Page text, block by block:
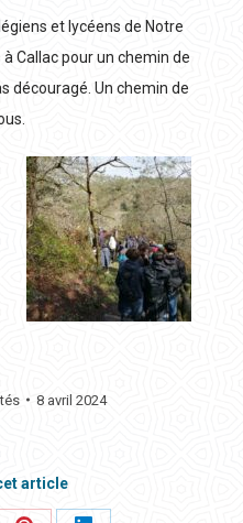
et lycéens de Notre
Callac pour un chemin de
découragé. Un chemin de
8 avril 2024
article